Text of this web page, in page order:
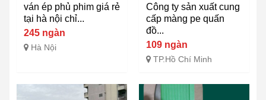
ván ép phủ phim giá rẻ
tại hà nội chỉ...
245 ngàn
Hà Nội
Công ty sản xuất cung
cấp màng pe quấn
đồ...
109 ngàn
TP.Hồ Chí Minh